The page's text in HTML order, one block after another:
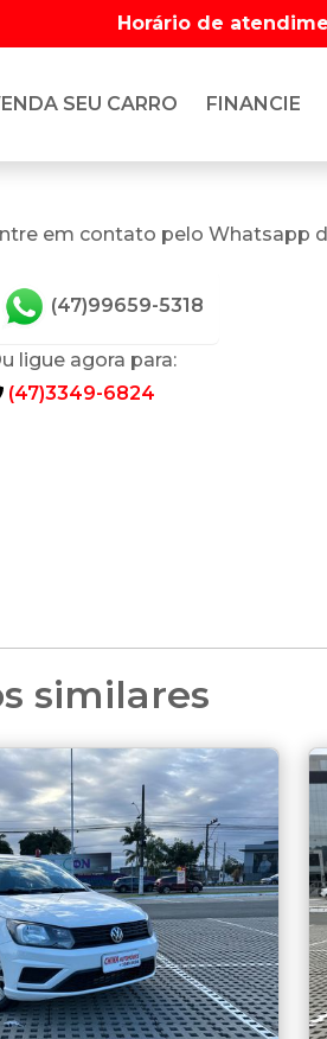
Horário de
SEU CARRO FINANCIE
em contato pelo Whatsapp
(47)99659-5318
ligue agora para:
(47)3349-6824
similares